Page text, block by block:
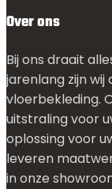
Over ons
Bij ons draait
jarenlang zijn
vloerbekleding.
uitstraling voor
oplossing voor
leveren
in onze